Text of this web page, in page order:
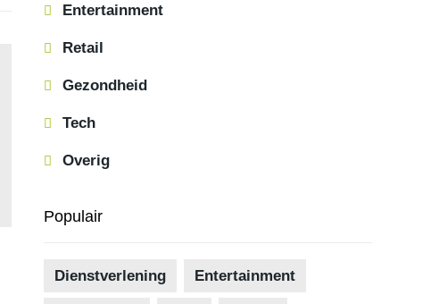
Entertainment
Retail
Gezondheid
Tech
Overig
Populair
Dienstverlening Entertainment